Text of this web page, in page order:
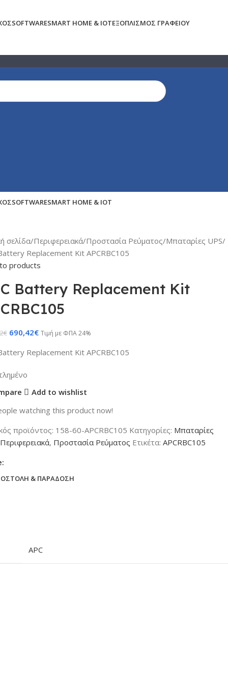
SOFTWARESMART HOME & IOTΕΞΟΠΛΙΣΜΌΣ ΓΡΑΦΕΊΟΥ
SOFTWARESMART HOME & IOT
σελίδα Περιφερειακά Προστασία Ρεύματος Μπαταρίες UPS
Replacement Kit APCRBC105
products
Battery Replacement Kit
€ 690,42€ Τιμή με ΦΠΑ 24%
Replacement Kit APCRBC105
Add to wishlist
watching this product now!
προϊόντος: 158-60-APCRBC105 Κατηγορίες: Μπαταρίες
Περιφερειακά, Προστασία Ρεύματος Ετικέτα: APCRBC105
& ΠΑΡΆΔΟΣΗ
APC